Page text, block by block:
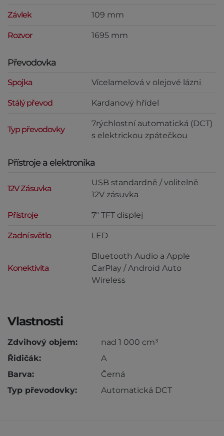
Závlek 109 mm
Rozvor 1695 mm
Převodovka
Spojka Vícelamelová v olejové lázni
Stálý převod Kardanový hřídel
Typ převodovky
7rýchlostní automatická (DCT)
s elektrickou zpátečkou
Přístroje a elektronika
12V Zásuvka
USB standardně / volitelně
12V zásuvka
Přístroje 7" TFT displej
Zadní světlo LED
Konektivita
Bluetooth Audio a Apple
CarPlay / Android Auto
Wireless
Vlastnosti
Zdvihový objem:
nad 1 000 cm³
Řidičák:
A
Barva:
Černá
Typ převodovky:
Automatická DCT